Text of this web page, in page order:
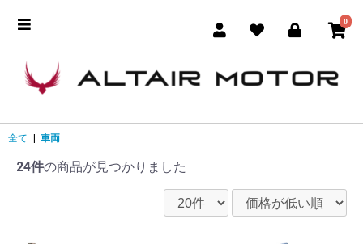
0
全て 車両
24件の商品が見つかりました